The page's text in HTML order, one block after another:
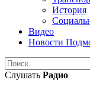
История
Видео
Новости
Слушать Радио